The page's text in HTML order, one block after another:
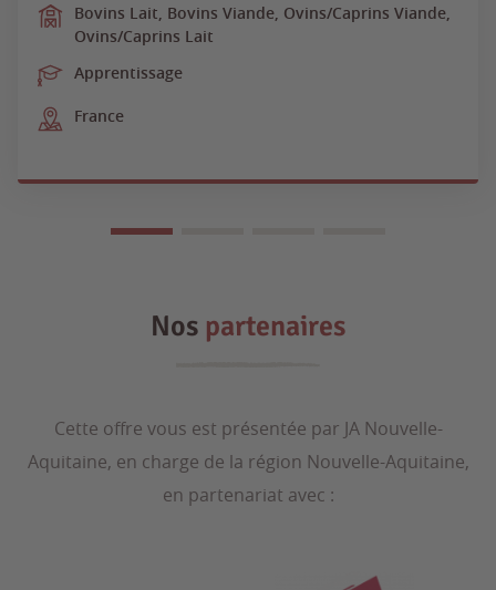
Bovins Lait, Bovins Viande, Ovins/Caprins Viande,
Ovins/Caprins Lait
Apprentissage
France
Nos partenaires
Cette offre vous est présentée par JA Nouvelle-
Aquitaine, en charge de la région Nouvelle-Aquitaine,
en partenariat avec :